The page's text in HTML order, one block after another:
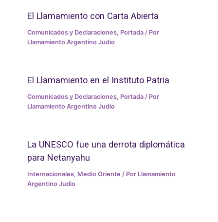
El Llamamiento con Carta Abierta
Comunicados y Declaraciones, Portada / Por
Llamamiento Argentino Judio
El Llamamiento en el Instituto Patria
Comunicados y Declaraciones, Portada / Por
Llamamiento Argentino Judio
La UNESCO fue una derrota diplomática
para Netanyahu
Internacionales, Medio Oriente / Por Llamamiento
Argentino Judio